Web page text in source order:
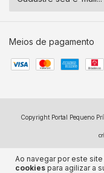
Ao navegar por este site
cookies para agilizar a
Meios de pagamento
Copyright Portal Pequeno